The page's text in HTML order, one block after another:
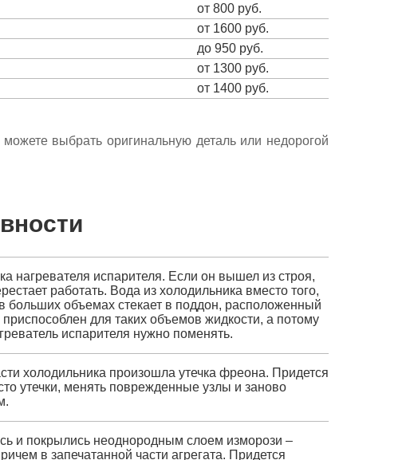
от 800 руб.
от 1600 руб.
до 950 руб.
от 1300 руб.
от 1400 руб.
выбрать оригинальную деталь или недорогой
нагревателя испарителя. Если он вышел из строя,
работать. Вода из холодильника вместо того,
больших объемах стекает в поддон, расположенный
для таких объемов жидкости, а потому
испарителя нужно поменять.
холодильника произошла утечка фреона. Придется
утечки, менять поврежденные узлы и заново
и покрылись неоднородным слоем изморози –
в запечатанной части агрегата. Придется